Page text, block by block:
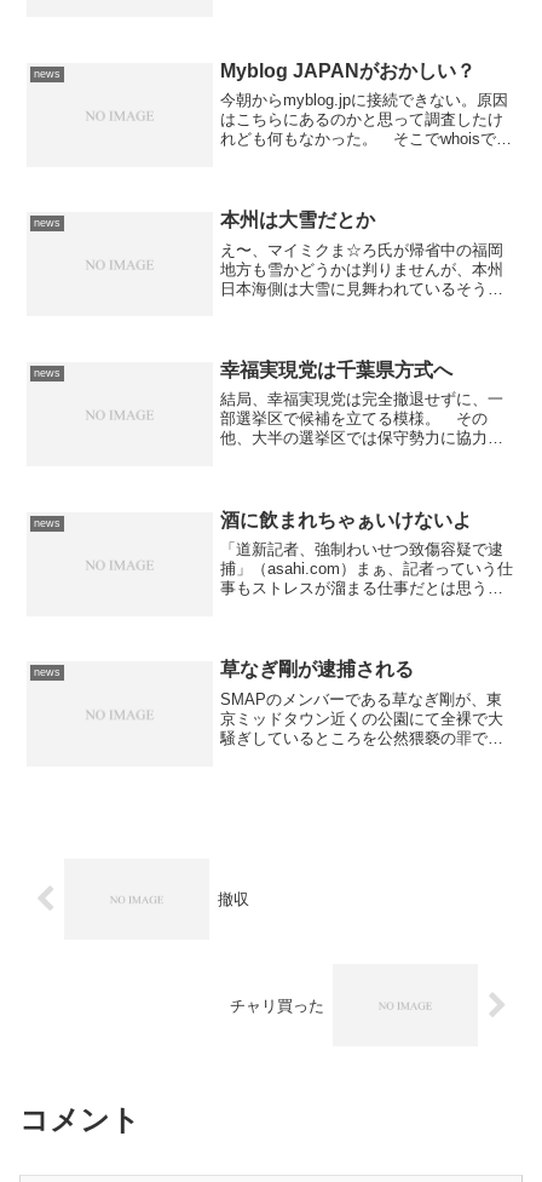
ったかなぁとも思っていた...
news Myblog JAPANがおかしい？
今朝からmyblog.jpに接続できない。原因
はこちらにあるのかと思って調査したけ
れども何もなかった。 そこでwhoisで調
news 本州は大雪だとか
え〜、マイミクま☆ろ氏が帰省中の福岡
地方も雪かどうかは判りませんが、本州
日本海側は大雪に見舞われているそう
だったのでしょうか？ちなみ...
news 幸福実現党は千葉県方式へ
結局、幸福実現党は完全撤退せずに、一
部選挙区で候補を立てる模様。 その
他、大半の選挙区では保守勢力に協力す
に恩を売るというのが、最善の...
news 酒に飲まれちゃぁいけないよ
「道新記者、強制わいせつ致傷容疑で逮
捕」（asahi.com）まぁ、記者っていう仕
事もストレスが溜まる仕事だとは思う
ぁ。 クビだねクビ。...
news 草なぎ剛が逮捕される
SMAPのメンバーである草なぎ剛が、東
京ミッドタウン近くの公園にて全裸で大
騒ぎしているところを公然猥褻の罪で逮
撤収
チャリ買った
コメント